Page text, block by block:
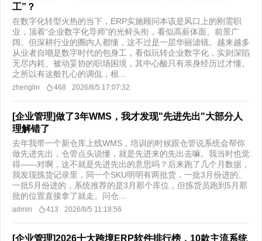
工”？
在数字化转型火热的当下，ERP实施顾问本该是风口上的刚需职
业，顶着“企业数字化导师”的光鲜头衔，看似高薪体面、前景广
阔。但深耕行业的圈内人都懂，这不过是一层华丽滤镜。越来越多
从业者自嘲是数字时代的包身工，看似玩转企业数字化，实则深陷
无尽内耗、被动妥协的职场困境，其中心酸只有亲身经历过才懂。
之所以有这般扎心的调侃，根...
zhenglin 468 2026/8/5 17:07:32
[企业管理]做了3年WMS，我才发现"先进先出"大部分人
理解错了
去年我带一个新仓库上线WMS，培训的时候跟仓管说系统会帮你
做先进先出，仓管点头说懂，就是先进来的先出去嘛。我当时也觉
得——对啊，这不就是先进先出的意思吗？后来跑了几个月数据，
我发现拣货记录里，同一个SKU明明有两批货，一批3月份进的、
一批5月份进的，系统推荐的是3月那个库位，但拣货员跑到5月那
批的位置直接拿了就走。问仓...
admin 413 2026/8/5 11:18:56
[企业管理]2026十大跨境ERP软件排行榜，10款主流系统